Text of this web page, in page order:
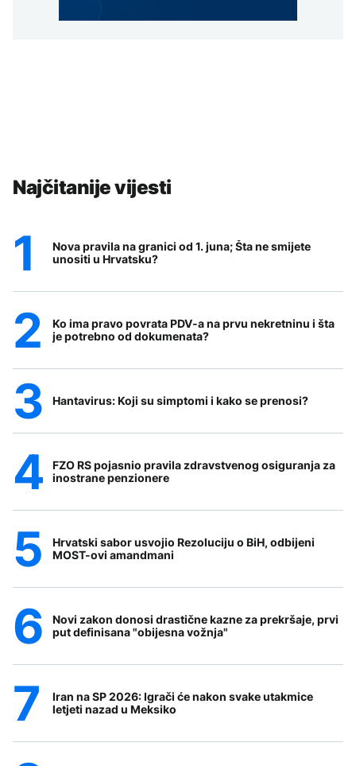
Najčitanije vijesti
Nova pravila na granici od 1. juna; Šta ne smijete
unositi u Hrvatsku?
Ko ima pravo povrata PDV-a na prvu nekretninu i šta
je potrebno od dokumenata?
Hantavirus: Koji su simptomi i kako se prenosi?
FZO RS pojasnio pravila zdravstvenog osiguranja za
inostrane penzionere
Hrvatski sabor usvojio Rezoluciju o BiH, odbijeni
MOST-ovi amandmani
Novi zakon donosi drastične kazne za prekršaje, prvi
put definisana "obijesna vožnja"
Iran na SP 2026: Igrači će nakon svake utakmice
letjeti nazad u Meksiko